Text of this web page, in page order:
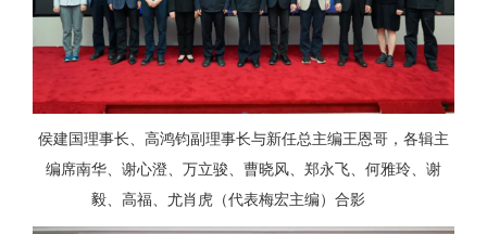
侯建国理事长、高鸿钧副理事长与新任总主编王恩哥，各辑主
编席南华、谢心澄、万立骏、曹晓风、郑永飞、何雅玲、谢
毅、高福、尤肖虎（代表梅宏主编）合影